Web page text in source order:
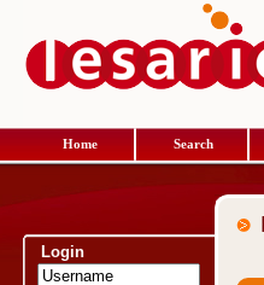
Home Search
Login